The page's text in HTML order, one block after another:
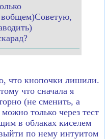
что кнопочки лишили.
что сначала я
(не сменить, а
только через тест
в облаках киселем
по нему интуитом